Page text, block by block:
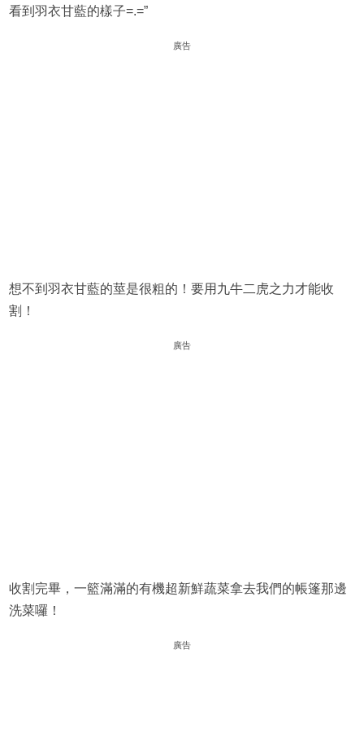
看到羽衣甘藍的樣子=.=”
廣告
想不到羽衣甘藍的莖是很粗的！要用九牛二虎之力才能收
割！
廣告
收割完畢，一籃滿滿的有機超新鮮蔬菜拿去我們的帳篷那邊
洗菜囉！
廣告